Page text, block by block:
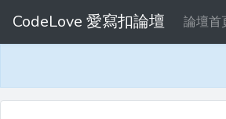
CodeLove 愛寫扣論壇 論壇首